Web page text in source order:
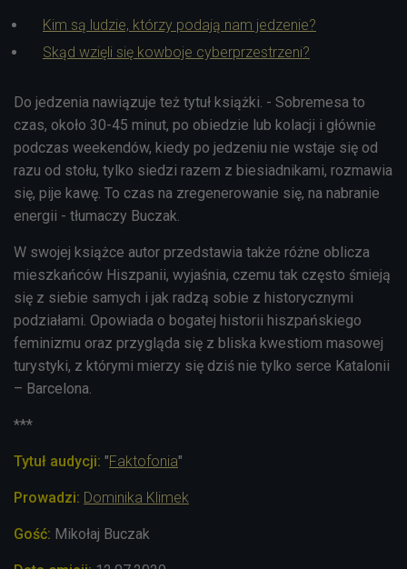
Kim są ludzie, którzy podają nam jedzenie?
Skąd wzięli się kowboje cyberprzestrzeni?
Do jedzenia nawiązuje też tytuł książki. - Sobremesa to
czas, około 30-45 minut, po obiedzie lub kolacji i głównie
podczas weekendów, kiedy po jedzeniu nie wstaje się od
razu od stołu, tylko siedzi razem z biesiadnikami, rozmawia
się, pije kawę. To czas na zregenerowanie się, na nabranie
energii - tłumaczy Buczak.
W swojej książce autor przedstawia także różne oblicza
mieszkańców Hiszpanii, wyjaśnia, czemu tak często śmieją
się z siebie samych i jak radzą sobie z historycznymi
podziałami. Opowiada o bogatej historii hiszpańskiego
feminizmu oraz przygląda się z bliska kwestiom masowej
turystyki, z którymi mierzy się dziś nie tylko serce Katalonii
– Barcelona.
***
Tytuł audycji: "Faktofonia"
Prowadzi: Dominika Klimek
Gość: Mikołaj Buczak